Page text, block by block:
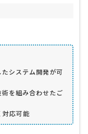
システム開発が可
を組み合わせたご
対応可能